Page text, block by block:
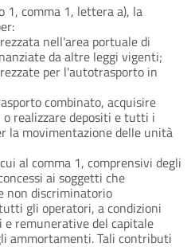
comma 1, lettera a), la
nell'area portuale di
da altre leggi vigenti;
per l'autotrasporto in
combinato, acquisire
realizzare depositi e tutti i
la movimentazione delle unità
al comma 1, comprensivi degli
ai soggetti che
non discriminatorio
gli operatori, a condizioni
remunerative del capitale
ammortamenti. Tali contributi